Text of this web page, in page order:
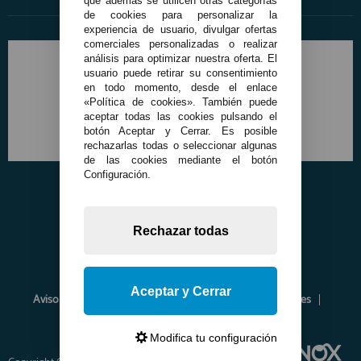
Aviso Legal Política de Privacidad
Política de Cookies
Envíos y Devoluciones
Opiniones
de cookies para personalizar la
experiencia de usuario, divulgar ofertas
comerciales personalizadas o realizar
análisis para optimizar nuestra oferta. El
usuario puede retirar su consentimiento
en todo momento, desde el enlace
«Política de cookies». También puede
aceptar todas las cookies pulsando el
botón Aceptar y Cerrar. Es posible
rechazarlas todas o seleccionar algunas
de las cookies mediante el botón
Configuración.
Rechazar todas
Aceptar y Cerrar
Modifica tu configuración